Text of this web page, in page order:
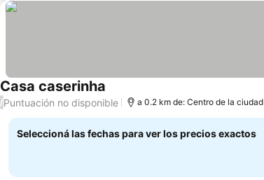
Casa caserinha
/Puntuación no disponible a 0.2 km de: Centro de la ciudad
Seleccioná las fechas para ver los precios exactos